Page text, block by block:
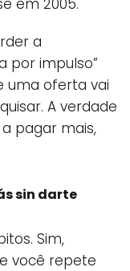
em 2005.
a
por impulso”
uma oferta vai
A verdade
pagar mais,
sin darte
Sim,
você repete